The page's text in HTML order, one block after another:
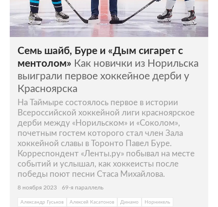
Семь шайб, Буре и «Дым сигарет с
ментолом» Как новички из Норильска
выиграли первое хоккейное дерби у
Красноярска
На Таймыре состоялось первое в истории
Всероссийской хоккейной лиги красноярское
дерби между «Норильском» и «Соколом»,
почетным гостем которого стал член Зала
хоккейной славы в Торонто Павел Буре.
Корреспондент «Ленты.ру» побывал на месте
событий и услышал, как хоккеисты после
победы поют песни Стаса Михайлова.
8 ноября 2023 69-я параллель
Александр Гуськов Алексей Касатонов Динамо
Норникель